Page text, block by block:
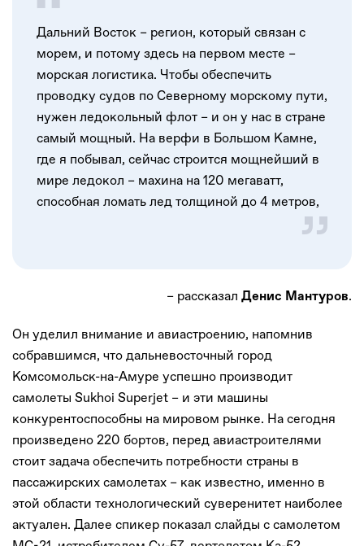
Дальний Восток – регион, который связан с
морем, и потому здесь на первом месте –
морская логистика. Чтобы обеспечить
проводку судов по Северному морскому пути,
нужен ледокольный флот – и он у нас в стране
самый мощный. На верфи в Большом Камне,
где я побывал, сейчас строится мощнейший в
мире ледокол – махина на 120 мегаватт,
способная ломать лед толщиной до 4 метров,
– рассказал Денис Мантуров.
Он уделил внимание и авиастроению, напомнив
собравшимся, что дальневосточный город
Комсомольск-на-Амуре успешно производит
самолеты Sukhoi Superjet – и эти машины
конкурентоспособны на мировом рынке. На сегодня
произведено 220 бортов, перед авиастроителями
стоит задача обеспечить потребности страны в
пассажирских самолетах – как известно, именно в
этой области технологический суверенитет наиболее
актуален. Далее спикер показал слайды с самолетом